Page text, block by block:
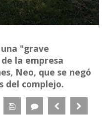
"grave
la empresa
Neo, que se negó
del complejo.